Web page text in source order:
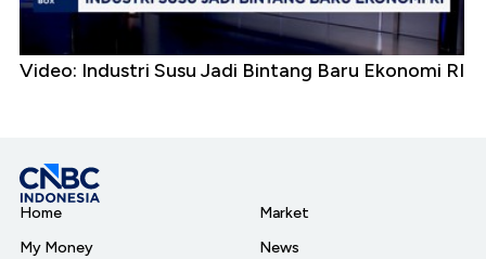
Video: Industri Susu Jadi Bintang Baru Ekonomi RI
Home
My Money
Market
News